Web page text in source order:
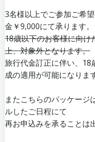
3名様以上でご参加ご希
金￥9,000にて承ります。
18歳以下のお客様に向け
上、対象外となります。
旅行代金訂正に伴い、18
成の適用が可能になります
またこちらのパッケージ
ルしたご日程にて
再お申込みを承ることは